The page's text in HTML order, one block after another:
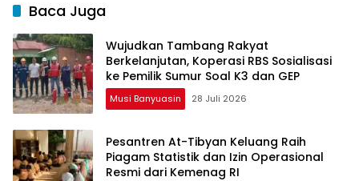
Baca Juga
Wujudkan Tambang Rakyat
Berkelanjutan, Koperasi RBS Sosialisasi
ke Pemilik Sumur Soal K3 dan GEP
Musi Banyuasin 28 Juli 2026
Pesantren At-Tibyan Keluang Raih
Piagam Statistik dan Izin Operasional
Resmi dari Kemenag RI